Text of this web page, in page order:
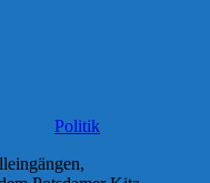
Politik